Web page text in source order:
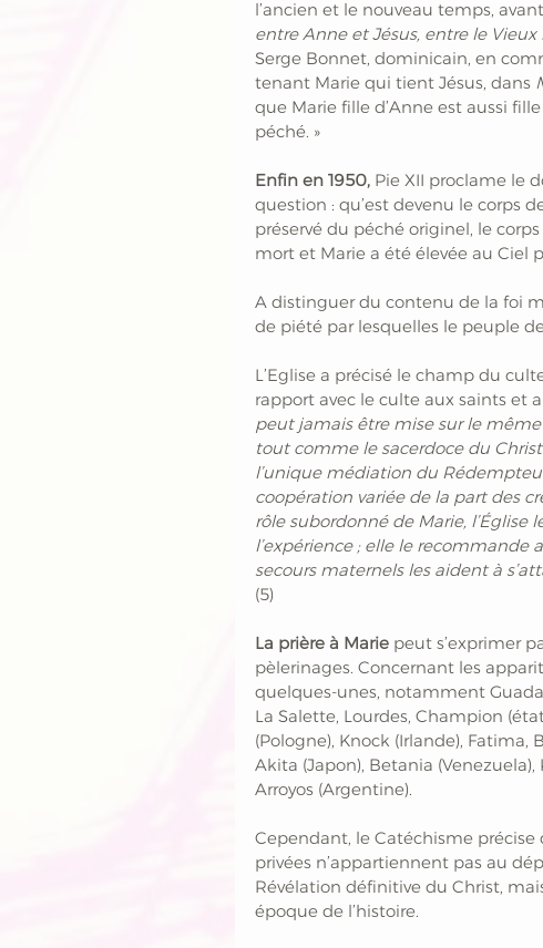
l’ancien et le nouveau temps,
entre Anne et Jésus, entre le
Serge Bonnet, dominicain, en
tenant Marie qui tient Jésus, dans
que Marie fille d’Anne est aussi
péché. »
Enfin en 1950, Pie XII proclame le
question : qu’est devenu le corps
préservé du péché originel, le
mort et Marie a été élevée au Ciel
A distinguer du contenu de la foi
de piété par lesquelles le peuple
L’Eglise a précisé le champ du
rapport avec le culte aux saints et
peut jamais être mise sur le
tout comme le sacerdoce du
l’unique médiation du
coopération variée de la part des
rôle subordonné de Marie, l’Église
l’expérience ; elle le
secours maternels les aident à
(5)
La prière à Marie peut s’exprimer
pèlerinages. Concernant les
quelques-unes, notamment
La Salette, Lourdes, Champion
(Pologne), Knock (Irlande), Fatima,
Akita (Japon), Betania
Arroyos (Argentine).
Cependant, le Catéchisme précise
privées n’appartiennent pas au
Révélation définitive du Christ,
époque de l’histoire.